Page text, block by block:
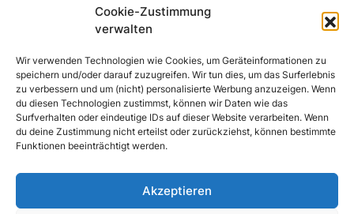
Cookie-Zustimmung
verwalten
Wir verwenden Technologien wie Cookies, um Geräteinformationen zu
speichern und/oder darauf zuzugreifen. Wir tun dies, um das Surferlebnis
zu verbessern und um (nicht) personalisierte Werbung anzuzeigen. Wenn
du diesen Technologien zustimmst, können wir Daten wie das
Surfverhalten oder eindeutige IDs auf dieser Website verarbeiten. Wenn
du deine Zustimmung nicht erteilst oder zurückziehst, können bestimmte
Funktionen beeinträchtigt werden.
Akzeptieren